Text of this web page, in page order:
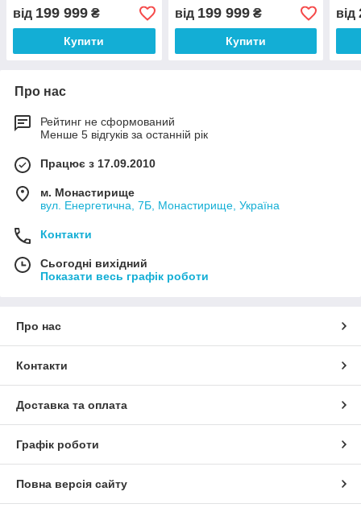
від 199 999 ₴
Купити
від 199 999₴
Купити
від
Про нас
Рейтинг не сформований
Менше 5 відгуків за останній рік
Працює з 17.09.2010
м. Монастирище
вул. Енергетична, 7Б, Монастирище, Україна
Контакти
Сьогодні вихідний
Показати весь графік роботи
Про нас
Контакти
Доставка та оплата
Графік роботи
Повна версія сайту